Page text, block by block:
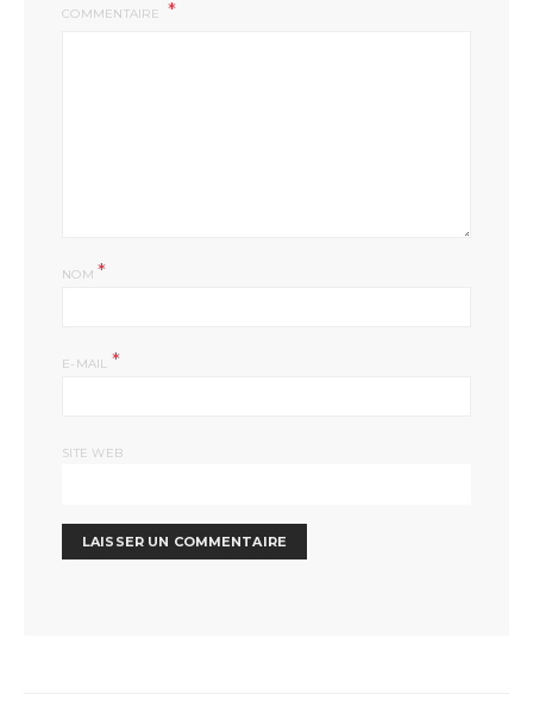
COMMENTAIRE
NOM *
E-MAIL *
SITE WEB